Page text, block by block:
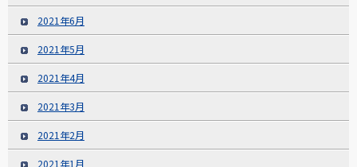
2021年6月
2021年5月
2021年4月
2021年3月
2021年2月
2021年1月